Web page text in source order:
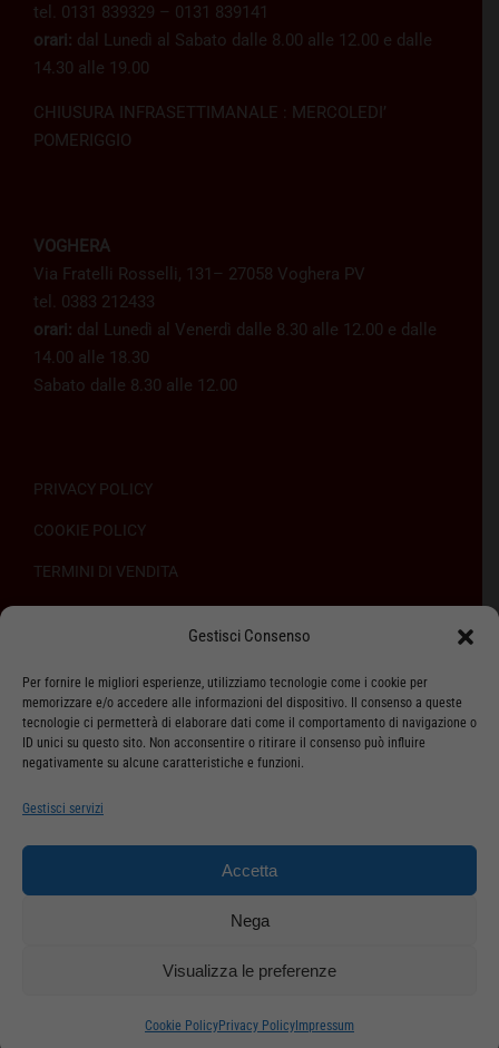
Gestisci Consenso
Per fornire le migliori esperienze, utilizziamo tecnologie come i cookie per
memorizzare e/o accedere alle informazioni del dispositivo. Il consenso a queste
tecnologie ci permetterà di elaborare dati come il comportamento di navigazione o
ID unici su questo sito. Non acconsentire o ritirare il consenso può influire
negativamente su alcune caratteristiche e funzioni.
Gestisci servizi
Accetta
Nega
Visualizza le preferenze
Cookie PolicyPrivacy Policy Impressum
tel. 0131 839329 – 0131 839141
orari: dal Lunedì al Sabato dalle 8.00 alle 12.00 e dalle
14.30 alle 19.00
CHIUSURA INFRASETTIMANALE : MERCOLEDI’
POMERIGGIO
VOGHERA
Via Fratelli Rosselli, 131– 27058 Voghera PV
tel. 0383 212433
orari: dal Lunedì al Venerdì dalle 8.30 alle 12.00 e dalle
14.00 alle 18.30
Sabato dalle 8.30 alle 12.00
PRIVACY POLICY
COOKIE POLICY
TERMINI DI VENDITA
ASSISTENZA CLIENTI
SPEDIZIONI